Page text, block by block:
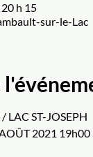
h 15
sur-le-Lac
LAC ST-JOSEPH
2021 19h00